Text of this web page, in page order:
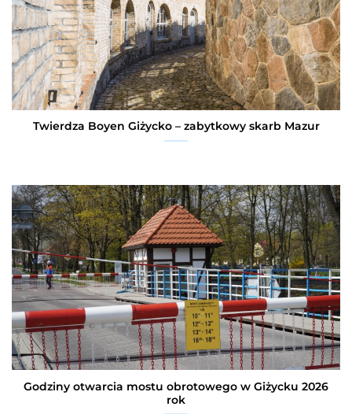
Twierdza Boyen Giżycko – zabytkowy skarb Mazur
Godziny otwarcia mostu obrotowego w Giżycku 2026
rok